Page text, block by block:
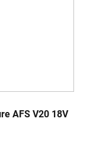
AFS V20 18V